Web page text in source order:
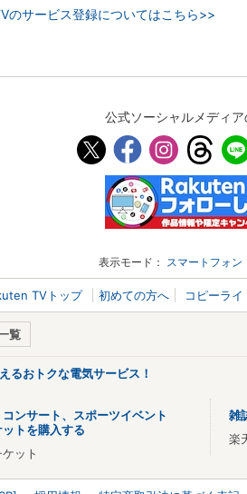
のサービス登録についてはこちら>>
公式ソーシャルメディ
表示モード： スマートフォン
TVトップ 初めての方へ コピーライ
覧
るおトクな電気サービス！
ンサート、スポーツイベント
トを購入する
ット
雑
楽